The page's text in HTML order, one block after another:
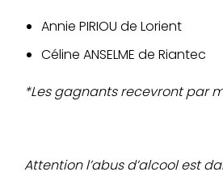
Annie PIRIOU de Lorient
Céline ANSELME de Riantec
*Les gagnants recevront par
Attention l’abus d’alcool est